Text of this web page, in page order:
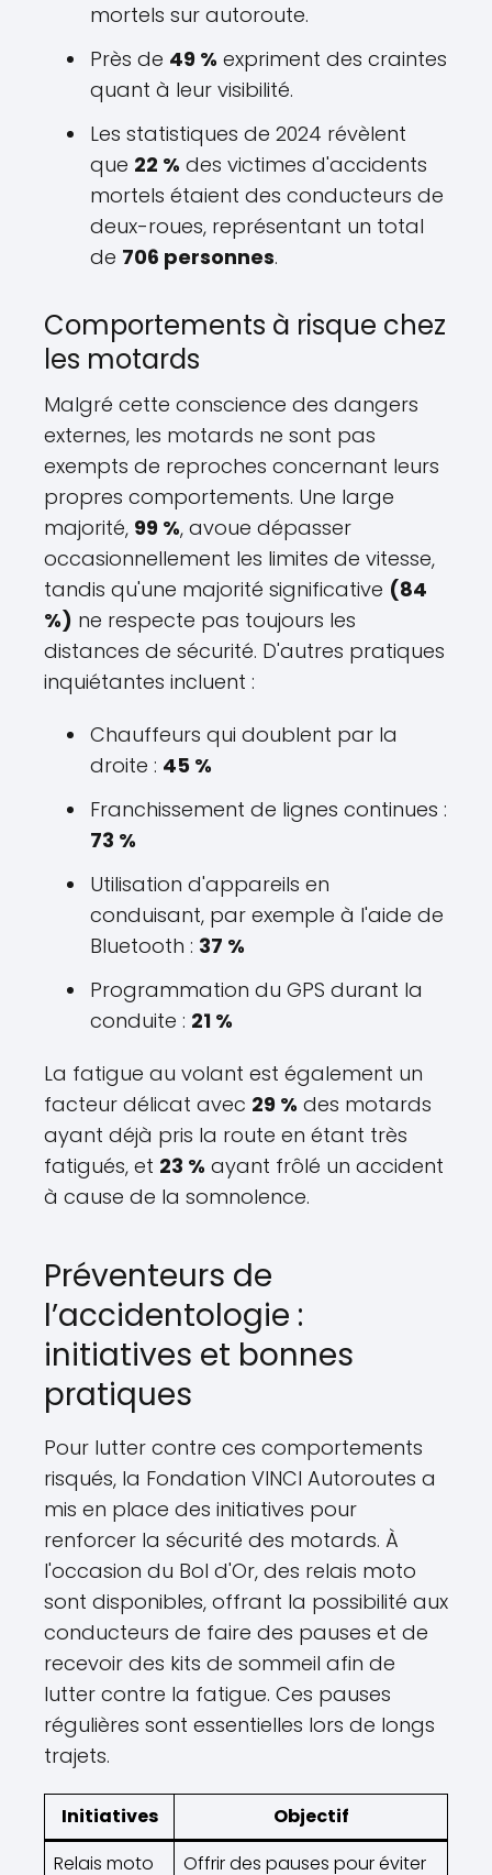
mortels sur autoroute.
Près de 49 % expriment des craintes
quant à leur visibilité.
Les statistiques de 2024 révèlent
que 22 % des victimes d'accidents
mortels étaient des conducteurs de
deux-roues, représentant un total
de 706 personnes.
Comportements à risque chez
les motards
Malgré cette conscience des dangers
externes, les motards ne sont pas
exempts de reproches concernant leurs
propres comportements. Une large
majorité, 99 %, avoue dépasser
occasionnellement les limites de vitesse,
tandis qu'une majorité significative (84
%) ne respecte pas toujours les
distances de sécurité. D'autres pratiques
inquiétantes incluent :
Chauffeurs qui doublent par la
droite : 45 %
Franchissement de lignes continues :
73 %
Utilisation d'appareils en
conduisant, par exemple à l'aide de
Bluetooth : 37 %
Programmation du GPS durant la
conduite : 21 %
La fatigue au volant est également un
facteur délicat avec 29 % des motards
ayant déjà pris la route en étant très
fatigués, et 23 % ayant frôlé un accident
à cause de la somnolence.
Préventeurs de
l’accidentologie :
initiatives et bonnes
pratiques
Pour lutter contre ces comportements
risqués, la Fondation VINCI Autoroutes a
mis en place des initiatives pour
renforcer la sécurité des motards. À
l'occasion du Bol d'Or, des relais moto
sont disponibles, offrant la possibilité aux
conducteurs de faire des pauses et de
recevoir des kits de sommeil afin de
lutter contre la fatigue. Ces pauses
régulières sont essentielles lors de longs
trajets.
Initiatives
Objectif
Relais moto
Offrir des pauses pour éviter